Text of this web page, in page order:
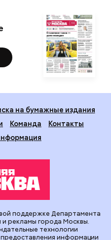
на бумажные издания
Команда
Контакты
поддержке Департамента
рекламы города Москвы.
технологии
информации